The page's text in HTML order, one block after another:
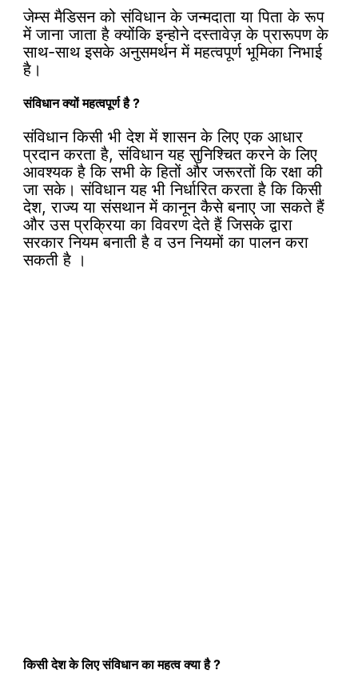
जेम्स मैडिसन को संविधान के जन्मदाता या पिता के रूप
में जाना जाता है क्योंकि इन्होने दस्तावेज़ के प्रारूपण के
साथ-साथ इसके अनुसमर्थन में महत्वपूर्ण भूमिका निभाई
है।
संविधान क्यों महत्वपूर्ण है ?
संविधान किसी भी देश में शासन के लिए एक आधार
प्रदान करता है, संविधान यह सुनिश्चित करने के लिए
आवश्यक है कि सभी के हितों और जरूरतों कि रक्षा की
जा सके। संविधान यह भी निर्धारित करता है कि किसी
देश, राज्य या संसथान में कानून कैसे बनाए जा सकते हैं
और उस प्रक्रिया का विवरण देते हैं जिसके द्वारा
सरकार नियम बनाती है व उन नियमों का पालन करा
सकती है ।
किसी देश के लिए संविधान का महत्वक्याहै ?